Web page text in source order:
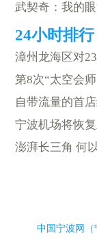
武契奇：我的
漳州龙海区对
第8次“太空会师
自带流量的首
澎湃长三角 何
中国宁波网（